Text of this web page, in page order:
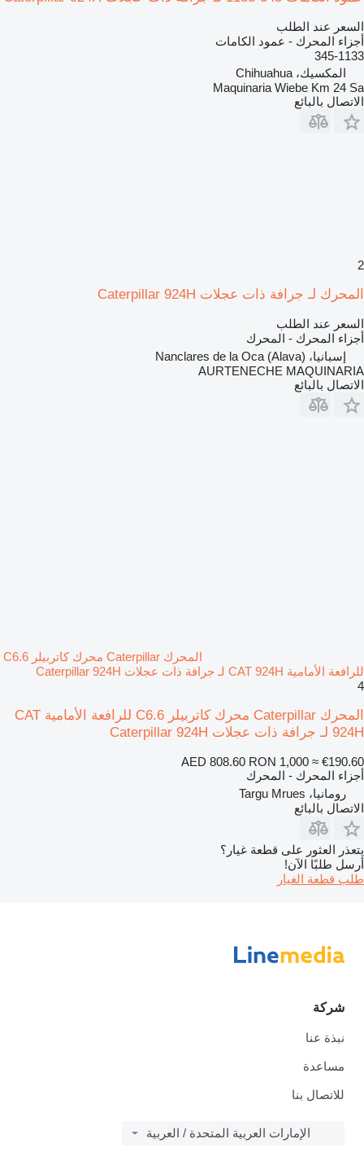
السعر عند الطلب
أجزاء المحرك - عمود الكامات
345-1133
المكسيك، Chihuahua
Maquinaria Wiebe Km 24 Sa
الاتصال بالبائع
2
المحرك لـ جرافة ذات عجلات Caterpillar 924H
السعر عند الطلب
أجزاء المحرك - المحرك
إسبانيا، Nanclares de la Oca (Alava)
AURTENECHE MAQUINARIA
الاتصال بالبائع
المحرك Caterpillar محرك كاتربيلر C6.6
للرافعة الأمامية CAT 924H لـ جرافة ذات عجلات Caterpillar 924H
4
المحرك Caterpillar محرك كاتربيلر C6.6 للرافعة الأمامية CAT
924H لـ جرافة ذات عجلات Caterpillar 924H
AED 808.60 RON 1,000 ≈ €190.60
أجزاء المحرك - المحرك
رومانيا، Targu Mrues
الاتصال بالبائع
يتعذر العثور على قطعة غيار؟
أرسل طلبًا الآن!
طلب قطعة الغيار
شركة
نبذة عنا
مساعدة
للاتصال بنا
الإمارات العربية المتحدة / العربية